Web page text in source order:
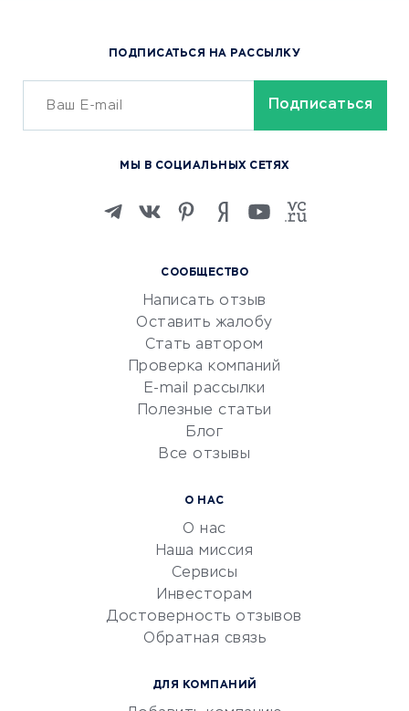
Сервисы доставки
ОБУЧЕНИЕ И РАБОТА
Изучение иностранных
Маркетинг и продажи
Репетиторство
Красота и здоровье
Сервисы по поиску работы
Сетевой маркетинг
УСЛУГИ ДЛЯ БИЗНЕСА
документооборот
Юридические компании
СООБЩЕСТВО
Написать отзыв
Оставить жалобу
Стать автором
Проверка компаний
E-mail рассылки
Полезные статьи
Блог
Все отзывы
О НАС
О нас
Наша миссия
Сервисы
Инвесторам
Достоверность отзывов
Обратная связь
ДЛЯ КОМПАНИЙ
ПОДПИСАТЬСЯ НА РАССЫЛКУ
МЫ В СОЦИАЛЬНЫХ СЕТЯХ